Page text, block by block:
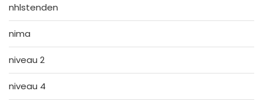
nhlstenden
nima
niveau 2
niveau 4